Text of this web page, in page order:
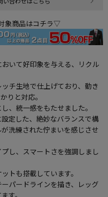
象商品はコチラ▽
いて好印象を与える、リクル
チ生地で仕上げており、動き
りと対応。
、統一感をもたせました。
定した、絶妙なバランスで構
洗練された佇まいを感じさせ
し、スマートさを強調しまし
トも搭載しています。
パードラインを描き、レッグ
す。